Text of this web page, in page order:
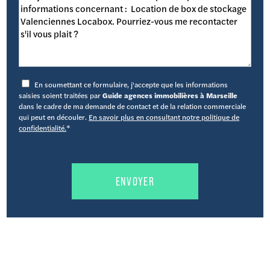
En soumettant ce formulaire, j'accepte que les informations
saisies soient traitées parGuide agences immobilières à Marseille
dans le cadre de ma demande de contact et de la relation commerciale
qui peut en découler. En savoir plus en consultant notre politique de
confidentialité.*